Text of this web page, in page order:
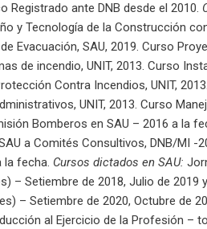
Registrado ante DNB desde el 2010.
y Tecnología de la Construcción
Evacuación, SAU, 2019. Curso
de incendio, UNIT, 2013. Curso
Contra Incendios, UNIT,
UNIT, 2013. Curso
Bomberos en SAU – 2016 a la
a Comités Consultivos, DNB/MI -
la fecha. Cursos dictados en SAU:
– Setiembre de 2018, Julio de 2019
– Setiembre de 2020, Octubre de
al Ejercicio de la Profesión –